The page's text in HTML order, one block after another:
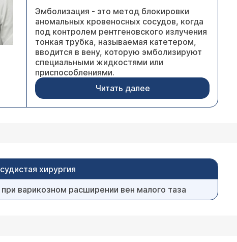
Эмболизация - это метод блокировки
аномальных кровеносных сосудов, когда
под контролем рентгеновского излучения
тонкая трубка, называемая катетером,
вводится в вену, которую эмболизируют
специальными жидкостями или
приспособлениями.
Читать далее
хирургия
варикозном расширении вен малого таза